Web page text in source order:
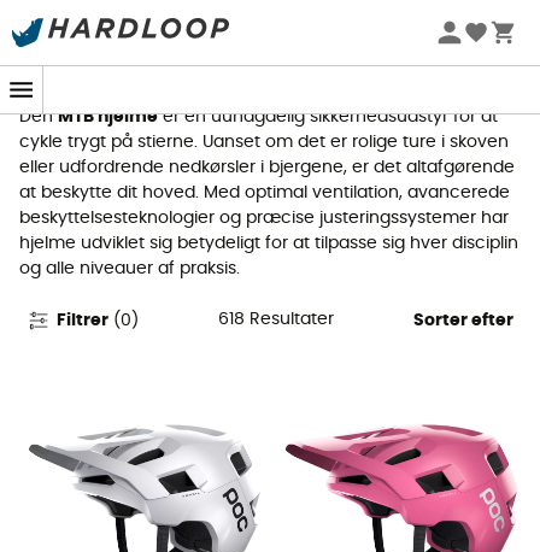
MTB hjelme
DenMTB hjelmeer en uundgåelig sikkerhedsudstyr for at
cykle trygt på stierne. Uanset om det er rolige ture i skoven
eller udfordrende nedkørsler i bjergene, er det altafgørende
at beskytte dit hoved. Med optimal ventilation, avancerede
beskyttelsesteknologier og præcise justeringssystemer har
hjelme udviklet sig betydeligt for at tilpasse sig hver disciplin
og alle niveauer af praksis.
Filtrer (0 ) 618 Resultater Sorter efter